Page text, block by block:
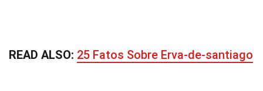
READ ALSO: 25 Fatos Sobre Erva-de-santiago